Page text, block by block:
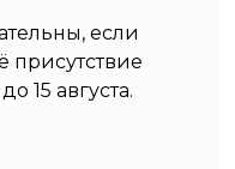
если
присутствие
15 августа.